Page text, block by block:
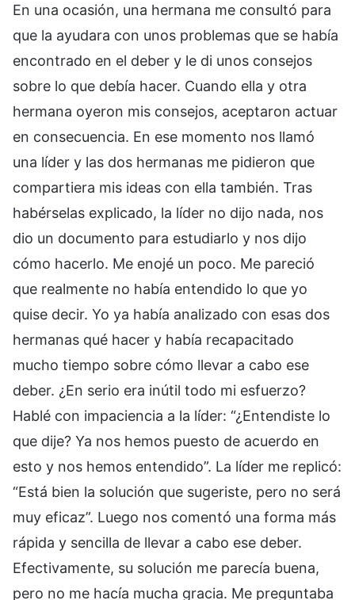
En una ocasión, una hermana me consultó para
que la ayudara con unos problemas que se había
encontrado en el deber y le di unos consejos
sobre lo que debía hacer. Cuando ella y otra
hermana oyeron mis consejos, aceptaron actuar
en consecuencia. En ese momento nos llamó
una líder y las dos hermanas me pidieron que
compartiera mis ideas con ella también. Tras
habérselas explicado, la líder no dijo nada, nos
dio un documento para estudiarlo y nos dijo
cómo hacerlo. Me enojé un poco. Me pareció
que realmente no había entendido lo que yo
quise decir. Yo ya había analizado con esas dos
hermanas qué hacer y había recapacitado
mucho tiempo sobre cómo llevar a cabo ese
deber. ¿En serio era inútil todo mi esfuerzo?
Hablé con impaciencia a la líder: “¿Entendiste lo
que dije? Ya nos hemos puesto de acuerdo en
esto y nos hemos entendido”. La líder me replicó:
“Está bien la solución que sugeriste, pero no será
muy eficaz”. Luego nos comentó una forma más
rápida y sencilla de llevar a cabo ese deber.
Efectivamente, su solución me parecía buena,
pero no me hacía mucha gracia. Me preguntaba